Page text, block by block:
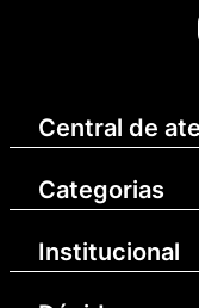
Central de
Categorias
Institucional